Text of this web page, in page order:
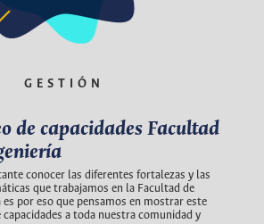
GESTIÓN
de capacidades Facultad
conocer las diferentes fortalezas y las
que trabajamos en la Facultad de
es por eso que pensamos en mostrar este
capacidades a toda nuestra comunidad y